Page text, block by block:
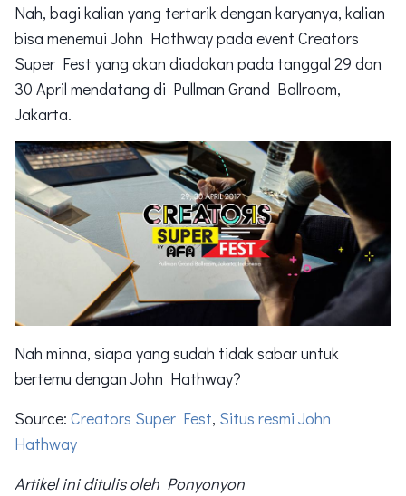
Nah, bagi kalian yang tertarik dengan karyanya, kalian
bisa menemui John Hathway pada event Creators
Super Fest yang akan diadakan pada tanggal 29 dan
30 April mendatang di Pullman Grand Ballroom,
Jakarta.
Nah minna, siapa yang sudah tidak sabar untuk
bertemu dengan John Hathway?
Source: Creators Super Fest, Situs resmi John
Hathway
Artikel ini ditulis oleh Ponyonyon